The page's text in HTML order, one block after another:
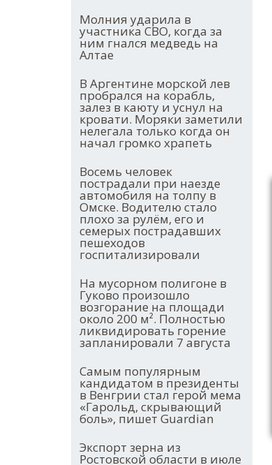
Молния ударила в
участника СВО, когда за
ним гнался медведь на
Алтае
В Аргентине морской лев
пробрался на корабль,
залез в каюту и уснул на
кровати. Моряки заметили
нелегала только когда он
начал громко храпеть
Восемь человек
пострадали при наезде
автомобиля на толпу в
Омске. Водителю стало
плохо за рулём, его и
семерых пострадавших
пешеходов
госпитализировали
На мусорном полигоне в
Гуково произошло
возгорание на площади
около 200 м². Полностью
ликвидировать горение
запланировали 7 августа
Самым популярным
кандидатом в президенты
в Венгрии стал герой мема
«Гарольд, скрывающий
боль», пишет Guardian
Экспорт зерна из
Ростовской области в июле